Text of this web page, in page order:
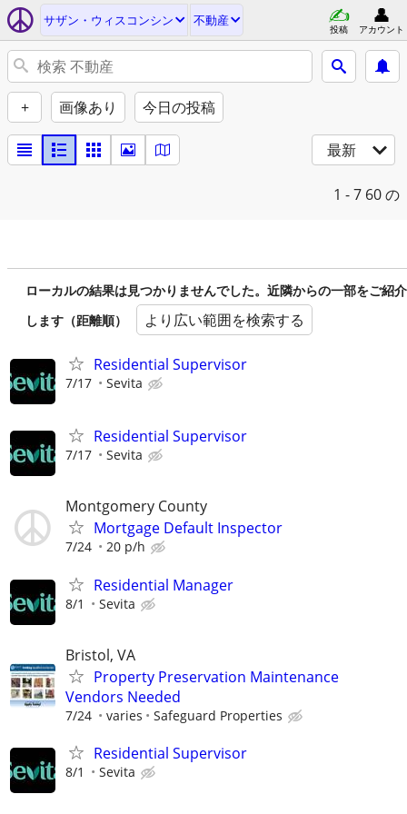
サザン・ウィスコンシン 不動産
投稿 アカウント
+ 画像あり 今日の投稿
最新
1 - 7 60 の
ローカルの結果は見つかりませんでした。近隣からの一部をご紹介
します（距離順）
より広い範囲を検索する
Residential Supervisor
7/17 Sevita
Residential Supervisor
7/17 Sevita
Montgomery County
Mortgage Default Inspector
7/24 20 p/h
Residential Manager
8/1 Sevita
Bristol, VA
Property Preservation Maintenance
Vendors Needed
7/24 varies Safeguard Properties
Residential Supervisor
8/1 Sevita